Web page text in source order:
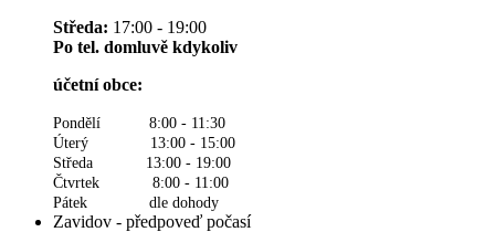
Středa: 17:00 - 19:00
Po tel. domluvě kdykoliv
účetní obce:
Pondělí 8:00 - 11:30
Úterý 13:00 - 15:00
Středa 13:00 - 19:00
Čtvrtek 8:00 - 11:00
Pátek dle dohody
Zavidov - předpoveď počasí